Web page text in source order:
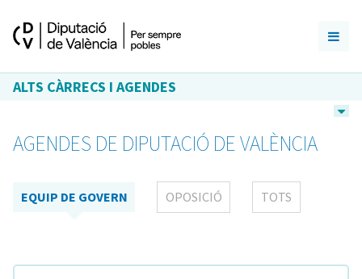
ALTS CÀRRECS I AGENDES
AGENDES DE DIPUTACIÓ DE VALÈNCIA
EQUIP DE GOVERN OPOSICIÓ TOTS